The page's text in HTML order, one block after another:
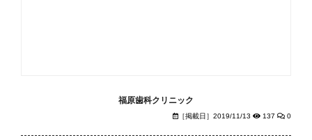
福原歯科クリニック
［掲載日］2019/11/13 137 0